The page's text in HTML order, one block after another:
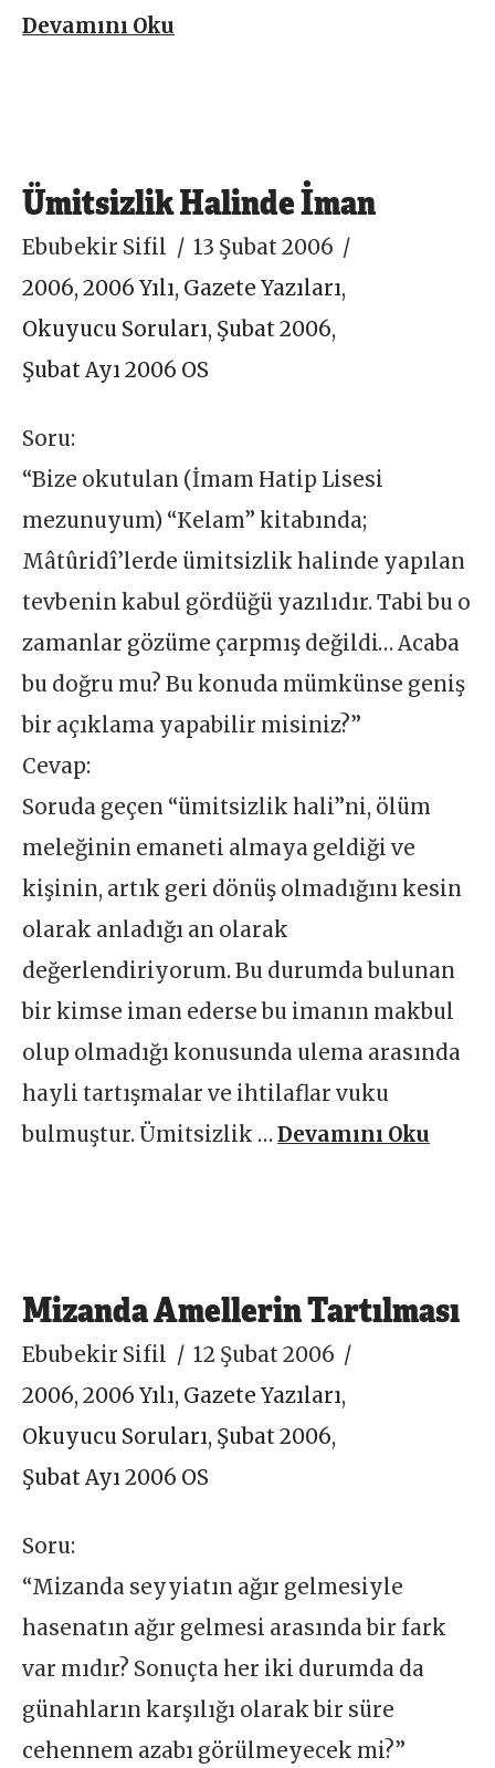
Devamını Oku
Ümitsizlik Halinde İman
Ebubekir Sifil
13 Şubat 2006
2006,2006 Yılı, Gazete Yazıları,
Okuyucu Soruları, Şubat 2006,
Şubat Ayı 2006 OS
Soru:
“Bize okutulan (İmam Hatip Lisesi
mezunuyum) “Kelam” kitabında;
Mâtûridî’lerde ümitsizlik halinde yapılan
tevbenin kabul gördüğü yazılıdır. Tabi bu o
zamanlar gözüme çarpmış değildi… Acaba
bu doğru mu? Bu konuda mümkünse geniş
bir açıklama yapabilir misiniz?”
Cevap:
Soruda geçen “ümitsizlik hali”ni, ölüm
meleğinin emaneti almaya geldiği ve
kişinin, artık geri dönüş olmadığını kesin
olarak anladığı an olarak
değerlendiriyorum. Bu durumda bulunan
bir kimse iman ederse bu imanın makbul
olup olmadığı konusunda ulema arasında
hayli tartışmalar ve ihtilaflar vuku
bulmuştur. Ümitsizlik …Devamını Oku
Mizanda Amellerin Tartılması
Ebubekir Sifil
12 Şubat 2006
2006,2006 Yılı, Gazete Yazıları,
Okuyucu Soruları, Şubat 2006,
Şubat Ayı 2006 OS
Soru:
“Mizanda seyyiatın ağır gelmesiyle
hasenatın ağır gelmesi arasında bir fark
var mıdır? Sonuçta her iki durumda da
günahların karşılığı olarak bir süre
cehennem azabı görülmeyecek mi?”